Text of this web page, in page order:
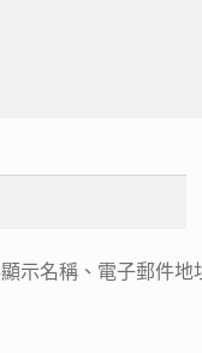
示名稱、電子郵件地